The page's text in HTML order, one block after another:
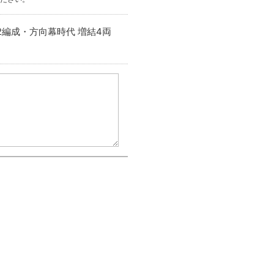
成・方向幕時代 増結4両